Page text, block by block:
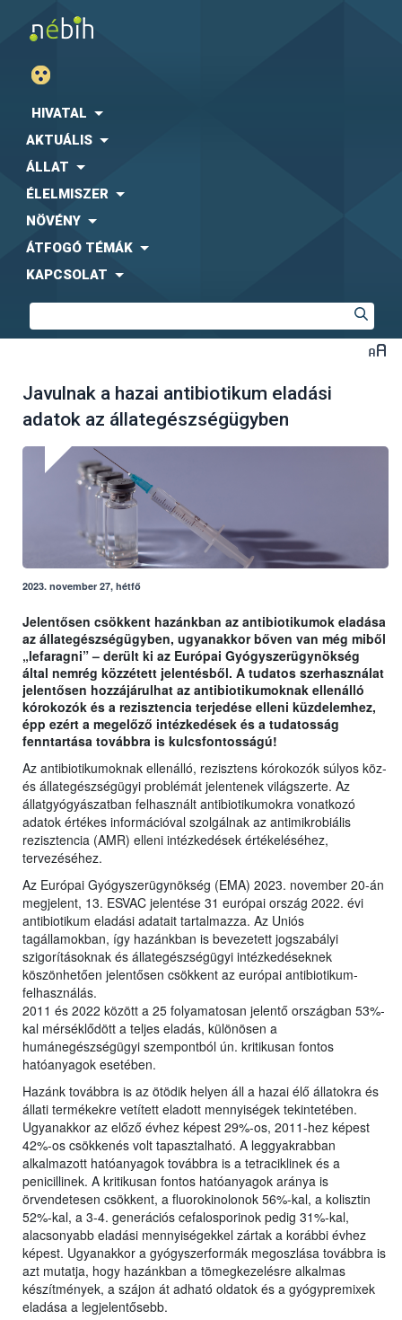
HIVATAL
AKTUÁLIS
ÁLLAT
ÉLELMISZER
NÖVÉNY
ÁTFOGÓ TÉMÁK
KAPCSOLAT
Javulnak a hazai antibiotikum eladási
adatok az állategészségügyben
2023. november 27, hétfő
Jelentősen csökkent hazánkban az antibiotikumok eladása
az állategészségügyben, ugyanakkor bőven van még miből
„lefaragni” – derült ki az Európai Gyógyszerügynökség
által nemrég közzétett jelentésből. A tudatos szerhasználat
jelentősen hozzájárulhat az antibiotikumoknak ellenálló
kórokozók és a rezisztencia terjedése elleni küzdelemhez,
épp ezért a megelőző intézkedések és a tudatosság
fenntartása továbbra is kulcsfontosságú!
Az antibiotikumoknak ellenálló, rezisztens kórokozók súlyos köz-
és állategészségügyi problémát jelentenek világszerte. Az
állatgyógyászatban felhasznált antibiotikumokra vonatkozó
adatok értékes információval szolgálnak az antimikrobiális
rezisztencia (AMR) elleni intézkedések értékeléséhez,
tervezéséhez.
Az Európai Gyógyszerügynökség (EMA) 2023. november 20-án
megjelent, 13. ESVAC jelentése 31 európai ország 2022. évi
antibiotikum eladási adatait tartalmazza. Az Uniós
tagállamokban, így hazánkban is bevezetett jogszabályi
szigorításoknak és állategészségügyi intézkedéseknek
köszönhetően jelentősen csökkent az európai antibiotikum-
felhasználás.
2011 és 2022 között a 25 folyamatosan jelentő országban 53%-
kal mérséklődött a teljes eladás, különösen a
humánegészségügyi szempontból ún. kritikusan fontos
hatóanyagok esetében.
Hazánk továbbra is az ötödik helyen áll a hazai élő állatokra és
állati termékekre vetített eladott mennyiségek tekintetében.
Ugyanakkor az előző évhez képest 29%-os, 2011-hez képest
42%-os csökkenés volt tapasztalható. A leggyakrabban
alkalmazott hatóanyagok továbbra is a tetraciklinek és a
penicillinek. A kritikusan fontos hatóanyagok aránya is
örvendetesen csökkent, a fluorokinolonok 56%-kal, a kolisztin
52%-kal, a 3-4. generációs cefalosporinok pedig 31%-kal,
alacsonyabb eladási mennyiségekkel zártak a korábbi évhez
képest. Ugyanakkor a gyógyszerformák megoszlása továbbra is
azt mutatja, hogy hazánkban a tömegkezelésre alkalmas
készítmények, a szájon át adható oldatok és a gyógypremixek
eladása a legjelentősebb.